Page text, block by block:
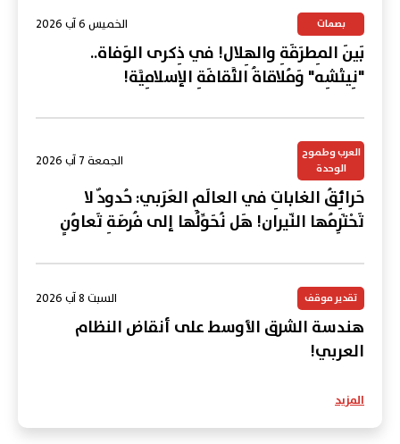
بصمات الخميس 6 آب 2026
بَينَ المِطرَقَةِ والهِلال! في ذِكرى الوَفاة..
"نِيتْشِه" وَمُلاقاةُ الثَّقافَةِ الإسلامِيَّة!
العرب وطموح
الوحدة
الجمعة 7 آب 2026
حَرائِقُ الغاباتِ في العالَمِ العَرَبي: حُدودٌ لا
تَحْتَرِمُها النّيران! هَل نُحَوِّلُها إلى فُرصَةِ تَعاوُنٍ
تقدير موقف السبت 8 آب 2026
هندسة الشرق الأوسط على أنقاض النظام
العربي!
المزيد